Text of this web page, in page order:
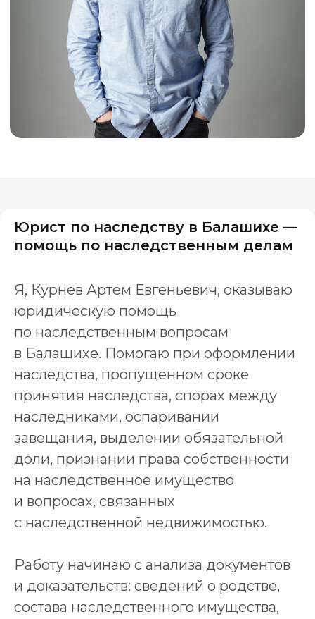
Юрист по наследству в Балашихе —
помощь по наследственным делам
Я, Курнев Артем Евгеньевич, оказываю
юридическую помощь
по наследственным вопросам
в Балашихе. Помогаю при оформлении
наследства, пропущенном сроке
принятия наследства, спорах между
наследниками, оспаривании
завещания, выделении обязательной
доли, признании права собственности
на наследственное имущество
и вопросах, связанных
с наследственной недвижимостью.
Работу начинаю с анализа документов
и доказательств: сведений о родстве,
состава наследственного имущества,